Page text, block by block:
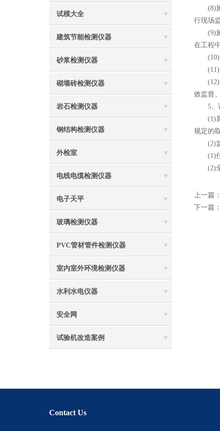
试模大全
建筑节能检测仪器
砂浆检测仪器
砌墙砖检测仪器
岩石检测仪器
钢结构检测仪器
外检室
电线电缆检测仪器
电子天平
玻璃检测仪器
PVC管材管件检测仪器
室内室外环境检测仪器
水利水电仪器
安全网
试验机改造案例
(8)施
行现场
(9)施
在工程
(10)监
(11)监
(12)中
效监督
5、
(1)属
规定的
(2)监
(1)任
(2)全
上一篇
下一篇
Contact Us